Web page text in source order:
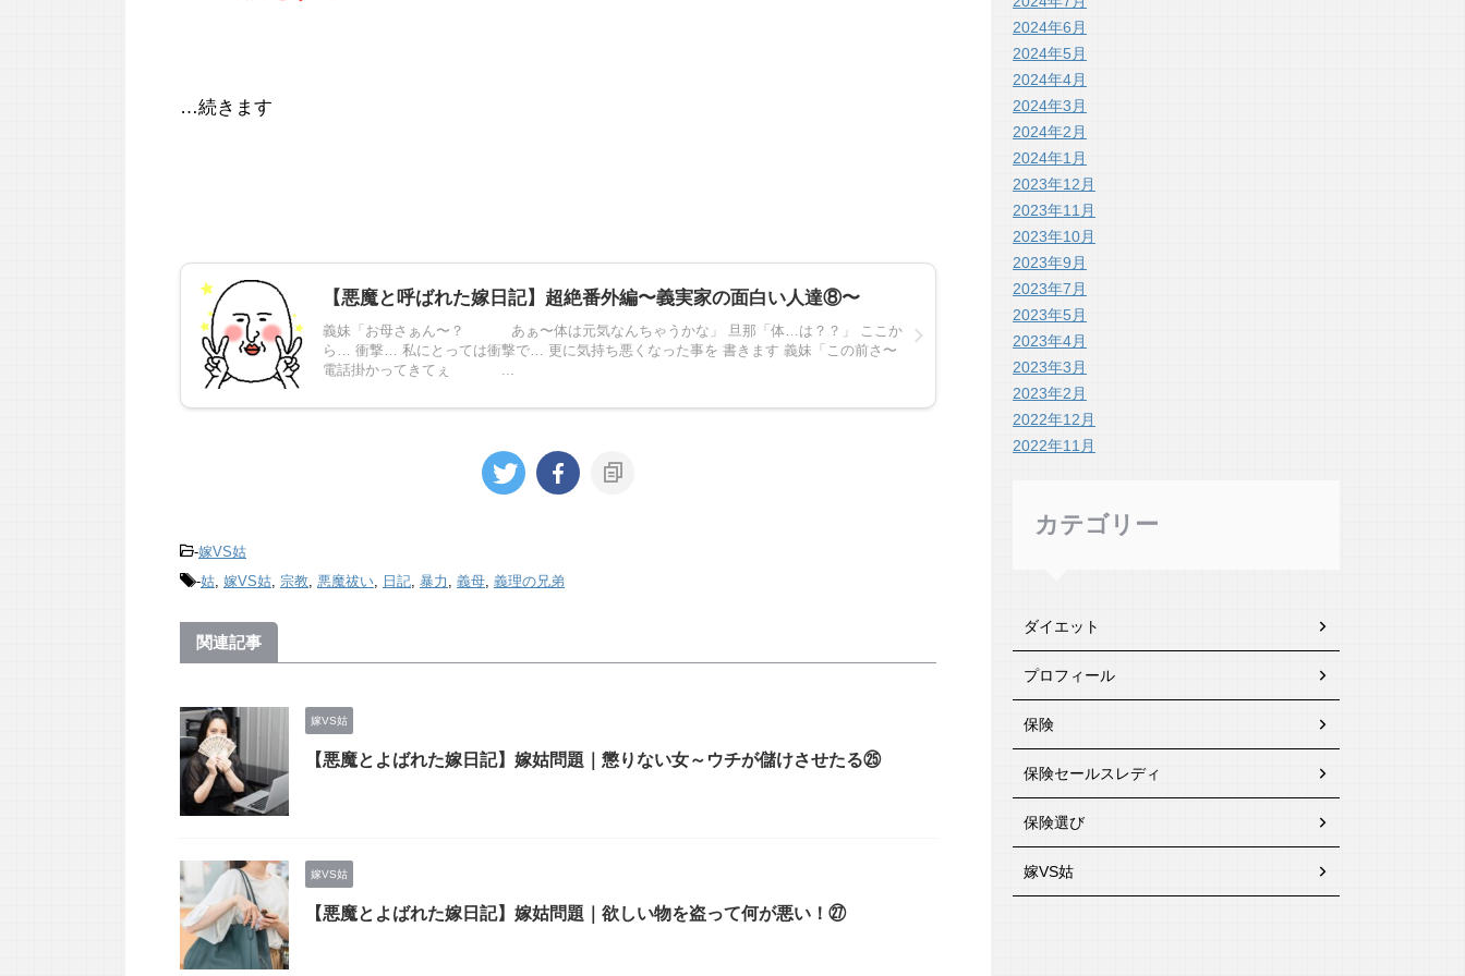
…続きます
【悪魔と呼ばれた嫁日記】超絶番外編〜義実家の面白い人達⑧〜
義妹「お母さぁん〜？ あぁ〜体は元気なんちゃうかな」 旦那「体…は？？」 ここか
ら… 衝撃… 私にとっては衝撃で… 更に気持ち悪くなった事を 書きます 義妹「この前さ〜
電話掛かってきてぇ ...
-嫁VS姑
-姑 嫁VS姑 宗教 悪魔祓い 日記 暴力 義母 義理の兄弟
関連記事
嫁VS姑
【悪魔とよばれた嫁日記】嫁姑問題｜懲りない女～ウチが儲けさせたる㉕
嫁VS姑
【悪魔とよばれた嫁日記】嫁姑問題｜欲しい物を盗って何が悪い！㉗
2024年6月
2024年5月
2024年4月
2024年3月
2024年2月
2024年1月
2023年12月
2023年11月
2023年10月
2023年9月
2023年7月
2023年5月
2023年4月
2023年3月
2023年2月
2022年12月
2022年11月
カテゴリー
ダイエット
プロフィール
保険
保険セールスレディ
保険選び
嫁VS姑